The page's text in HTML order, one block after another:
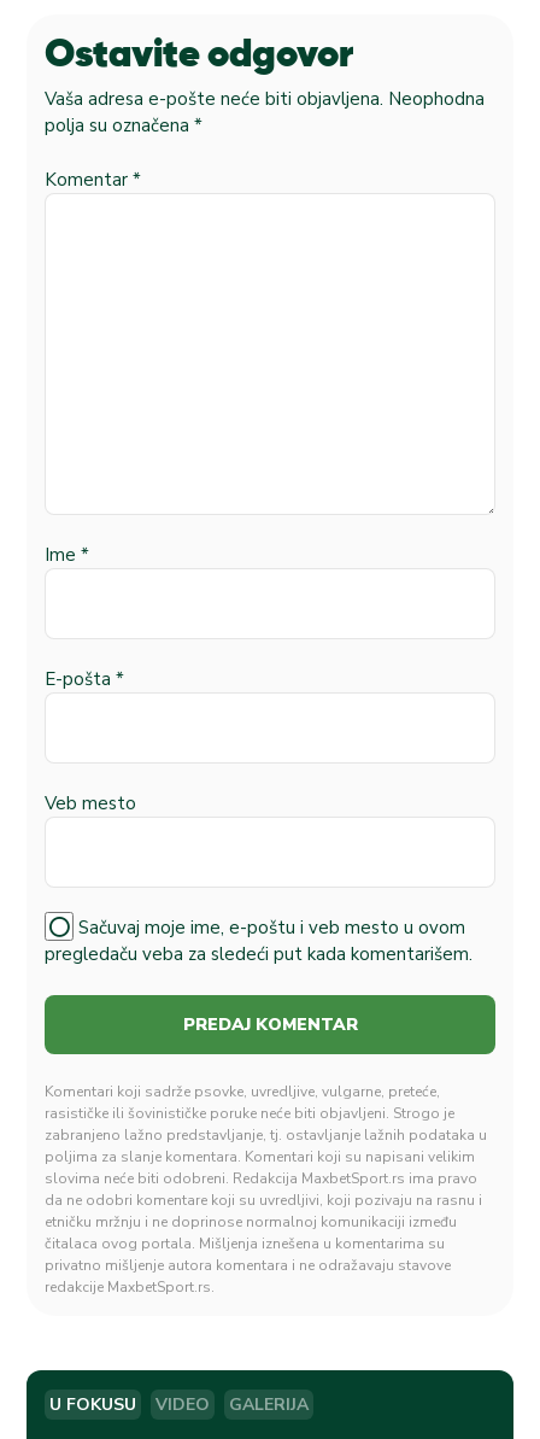
Ostavite odgovor
Vaša adresa e-pošte neće biti objavljena. Neophodna
polja su označena *
Komentar *
Ime *
E-pošta *
Veb mesto
Sačuvaj moje ime, e-poštu i veb mesto u ovom
pregledaču veba za sledeći put kada komentarišem.
Komentari koji sadrže psovke, uvredljive, vulgarne, preteće,
rasističke ili šovinističke poruke neće biti objavljeni. Strogo je
zabranjeno lažno predstavljanje, tj. ostavljanje lažnih podataka u
poljima za slanje komentara. Komentari koji su napisani velikim
slovima neće biti odobreni. Redakcija MaxbetSport.rs ima pravo
da ne odobri komentare koji su uvredljivi, koji pozivaju na rasnu i
etničku mržnju i ne doprinose normalnoj komunikaciji između
čitalaca ovog portala. Mišljenja iznešena u komentarima su
privatno mišljenje autora komentara i ne odražavaju stavove
redakcije MaxbetSport.rs.
U FOKUSU VIDEO GALERIJA